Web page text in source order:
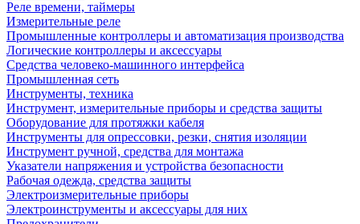
Реле времени, таймеры
Измерительные реле
Промышленные контроллеры и автоматизация производства
Логические контроллеры и аксессуары
Средства человеко-машинного интерфейса
Промышленная сеть
Инструменты, техника
Инструмент, измерительные приборы и средства защиты
Оборудование для протяжки кабеля
Инструменты для опрессовки, резки, снятия изоляции
Инструмент ручной, средства для монтажа
Указатели напряжения и устройства безопасности
Рабочая одежда, средства защиты
Электроизмерительные приборы
Электроинструменты и аксессуары для них